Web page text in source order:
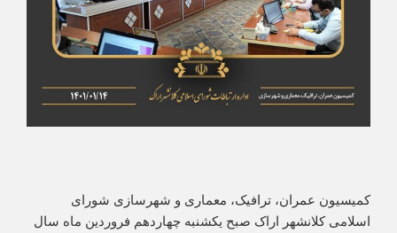
کمیسیون عمران، ترافیک، معماری و شهرسازی شورای
اسلامی کلانشهر اراک صبح یکشنبه چهاردهم فروردین ماه سال